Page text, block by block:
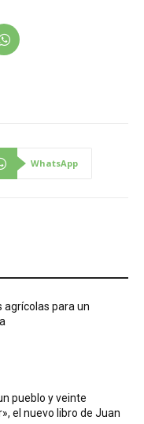
WhatsApp
agrícolas para un
pueblo y veinte
el nuevo libro de Juan